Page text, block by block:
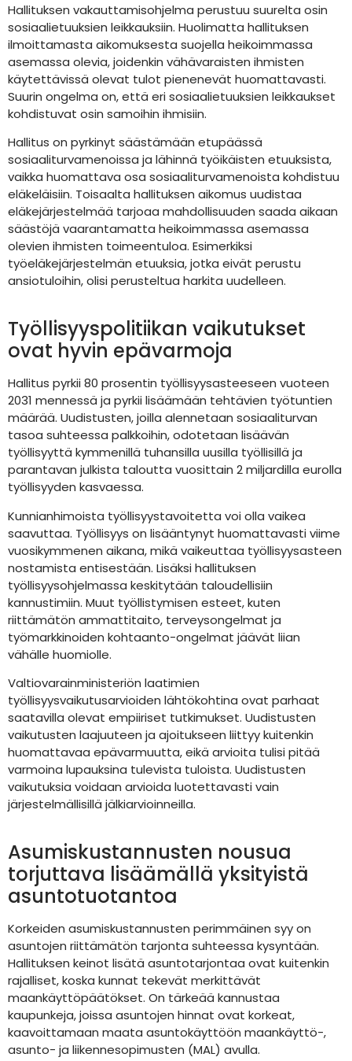
Hallituksen vakauttamisohjelma perustuu suurelta osin
sosiaalietuuksien leikkauksiin. Huolimatta hallituksen
ilmoittamasta aikomuksesta suojella heikoimmassa
asemassa olevia, joidenkin vähävaraisten ihmisten
käytettävissä olevat tulot pienenevät huomattavasti.
Suurin ongelma on, että eri sosiaalietuuksien leikkaukset
kohdistuvat osin samoihin ihmisiin.
Hallitus on pyrkinyt säästämään etupäässä
sosiaaliturvamenoissa ja lähinnä työikäisten etuuksista,
vaikka huomattava osa sosiaaliturvamenoista kohdistuu
eläkeläisiin. Toisaalta hallituksen aikomus uudistaa
eläkejärjestelmää tarjoaa mahdollisuuden saada aikaan
säästöjä vaarantamatta heikoimmassa asemassa
olevien ihmisten toimeentuloa. Esimerkiksi
työeläkejärjestelmän etuuksia, jotka eivät perustu
ansiotuloihin, olisi perusteltua harkita uudelleen.
Työllisyyspolitiikan vaikutukset
ovat hyvin epävarmoja
Hallitus pyrkii 80 prosentin työllisyysasteeseen vuoteen
2031 mennessä ja pyrkii lisäämään tehtävien työtuntien
määrää. Uudistusten, joilla alennetaan sosiaaliturvan
tasoa suhteessa palkkoihin, odotetaan lisäävän
työllisyyttä kymmenillä tuhansilla uusilla työllisillä ja
parantavan julkista taloutta vuosittain 2 miljardilla eurolla
työllisyyden kasvaessa.
Kunnianhimoista työllisyystavoitetta voi olla vaikea
saavuttaa. Työllisyys on lisääntynyt huomattavasti viime
vuosikymmenen aikana, mikä vaikeuttaa työllisyysasteen
nostamista entisestään. Lisäksi hallituksen
työllisyysohjelmassa keskitytään taloudellisiin
kannustimiin. Muut työllistymisen esteet, kuten
riittämätön ammattitaito, terveysongelmat ja
työmarkkinoiden kohtaanto-ongelmat jäävät liian
vähälle huomiolle.
Valtiovarainministeriön laatimien
työllisyysvaikutusarvioiden lähtökohtina ovat parhaat
saatavilla olevat empiiriset tutkimukset. Uudistusten
vaikutusten laajuuteen ja ajoitukseen liittyy kuitenkin
huomattavaa epävarmuutta, eikä arvioita tulisi pitää
varmoina lupauksina tulevista tuloista. Uudistusten
vaikutuksia voidaan arvioida luotettavasti vain
järjestelmällisillä jälkiarvioinneilla.
Asumiskustannusten nousua
torjuttava lisäämällä yksityistä
asuntotuotantoa
Korkeiden asumiskustannusten perimmäinen syy on
asuntojen riittämätön tarjonta suhteessa kysyntään.
Hallituksen keinot lisätä asuntotarjontaa ovat kuitenkin
rajalliset, koska kunnat tekevät merkittävät
maankäyttöpäätökset. On tärkeää kannustaa
kaupunkeja, joissa asuntojen hinnat ovat korkeat,
kaavoittamaan maata asuntokäyttöön maankäyttö-,
asunto- ja liikennesopimusten (MAL) avulla.